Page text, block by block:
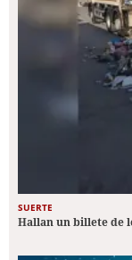
SUERTE
Hallan un billete de